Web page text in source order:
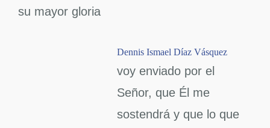
su mayor gloria
Dennis Ismael Díaz Vásquez
voy enviado por el
Señor, que Él me
sostendrá y que lo que